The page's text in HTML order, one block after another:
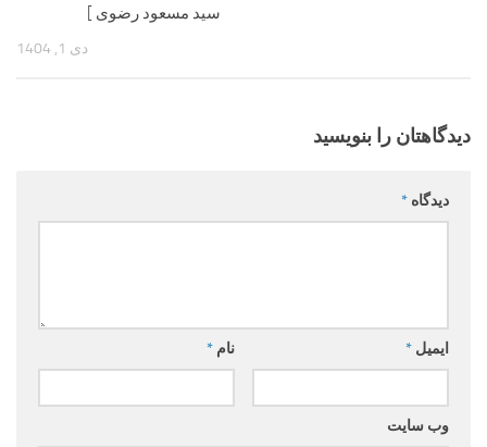
سید مسعود رضوی ]
دی 1, 1404
دیدگاهتان را بنویسید
دیدگاه *
نام * ایمیل *
وب‌ سایت